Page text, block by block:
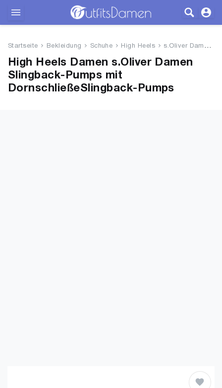
Bekleidung
Wäsche
Startseite Bekleidung Schuhe High Heels s.Oliver Damen Slingback-Pumps...
High Heels Damen s.Oliver Damen
Slingback-Pumps mit
DornschließeSlingback-Pumps